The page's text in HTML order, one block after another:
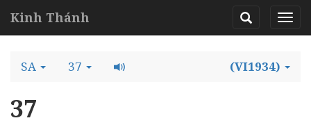
Kinh Thánh
SA 37 (VI1934)
37